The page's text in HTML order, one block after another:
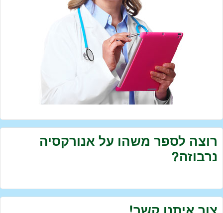
רוצה לספר משהו על אנורקסיה
נרבוזה?